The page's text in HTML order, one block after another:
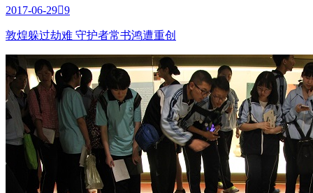
2017-06-299
敦煌躲过劫难 守护者常书鸿遭重创